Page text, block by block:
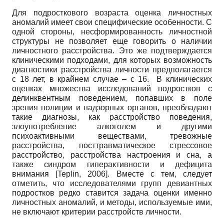
Для подросткового возраста оценка личностных
аномалий имеет свои специфические особенности. С
одной стороны, несформированность личностной
структуры не позволяет еще говорить о наличии
личностного расстройства. Это же подтверждается
клиническими подходами, для которых возможность
диагностики расстройства личности предполагается
с 18 лет, в крайнем случае – с 16. В клинических
оценках множества исследований подростков с
делинквентным поведением, попавших в поле
зрения полиции и надзорных органов, преобладают
такие диагнозы, как расстройство поведения,
злоупотребление алкоголем и другими
психоактивными веществами, тревожные
расстройства, посттравматическое стрессовое
расстройство, расстройства настроения и сна, а
также синдром гиперактивности и дефицита
внимания
[Teplin, 2006]. Вместе с тем, следует
отметить, что исследователями групп девиантных
подростков редко ставится задача оценки именно
личностных аномалий, и методы, используемые ими,
не включают критерии расстройств личности.